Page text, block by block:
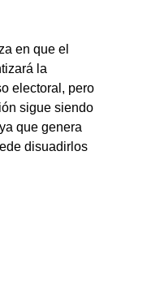
en que el
la
electoral, pero
sigue siendo
que genera
disuadirlos